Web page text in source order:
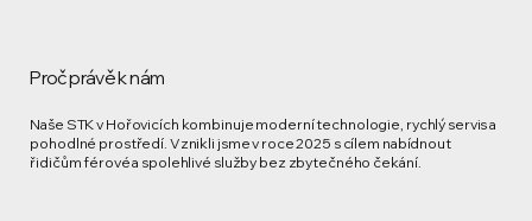
Proč právě k nám
Naše STK v Hořovicích kombinuje moderní technologie, rychlý servis a
pohodlné prostředí. Vznikli jsme v roce 2025 s cílem nabídnout
řidičům férové a spolehlivé služby bez zbytečného čekání.